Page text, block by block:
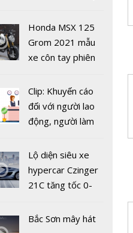
sản phẩm laptop
AI, ASUS tung ra 4
mẫu laptop
thềm năm học mới
chưa đến 40 nghìn
USD
Honda MSX 125
Grom 2021 mẫu
xe côn tay phiên
Clip: Khuyến cáo
đối với người lao
động, người làm
hàng tại khu dịch
vụ trong dịch
Covid-19
Lộ diện siêu xe
hypercar Czinger
21C tăng tốc 0-
2 giây
Bắc Sơn mây hát